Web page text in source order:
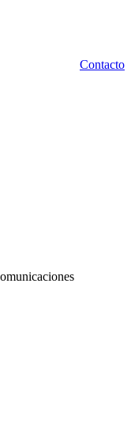
Contacto